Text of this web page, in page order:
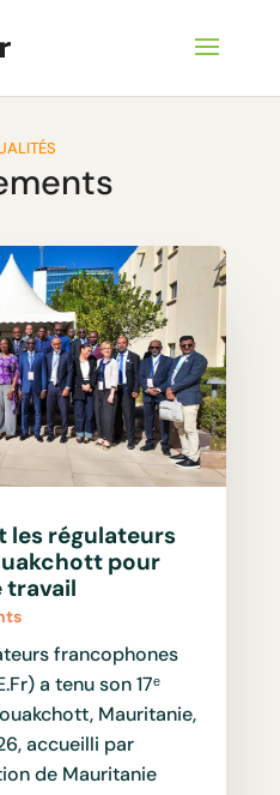
les régulateurs
pour
travail
francophones
a tenu son 17ᵉ
Mauritanie,
accueilli par
de Mauritanie